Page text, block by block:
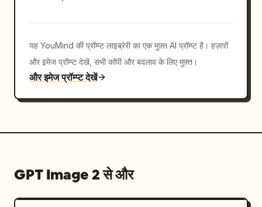
यह YouMind की प्रॉम्प्ट लाइब्रेरी का एक मुफ़्त AI प्रॉम्प्ट है। हज़ारों
और इमेज प्रॉम्प्ट देखें, सभी कॉपी और बदलाव के लिए मुफ़्त।
और इमेज प्रॉम्प्ट देखें
GPT Image 2 से और